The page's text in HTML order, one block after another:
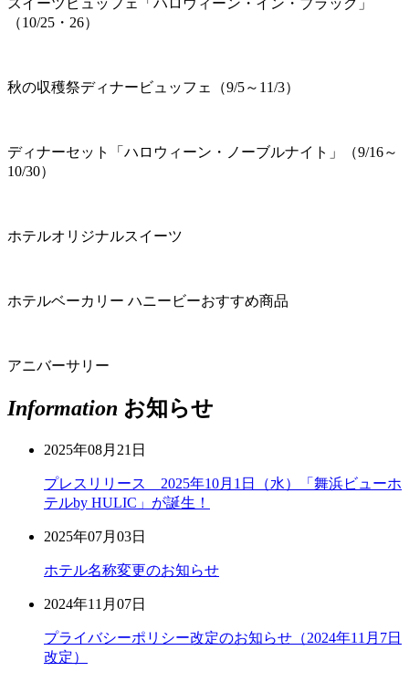
（10/25・26）
秋の収穫祭ディナービュッフェ（9/5～11/3）
ディナーセット「ハロウィーン・ノーブルナイト」（9/16～
10/30）
ホテルオリジナルスイーツ
ホテルベーカリー ハニービーおすすめ商品
アニバーサリー
Information お知らせ
2025年08月21日
プレスリリース 2025年10月1日（水）「舞浜ビューホ
テルby HULIC」が誕生！
2025年07月03日
ホテル名称変更のお知らせ
2024年11月07日
プライバシーポリシー改定のお知らせ（2024年11月7日
改定）